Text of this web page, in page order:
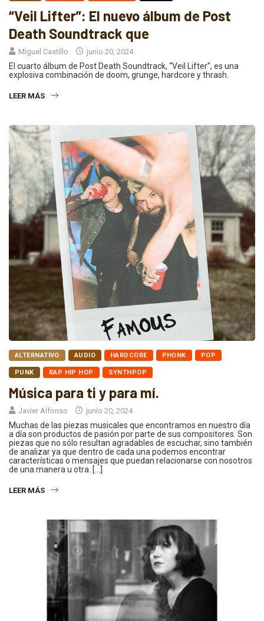
“Veil Lifter”: El nuevo álbum de Post
Death Soundtrack que
Miguel Castillo junio 20, 2024
El cuarto álbum de Post Death Soundtrack, “Veil Lifter”, es una
explosiva combinación de doom, grunge, hardcore y thrash.
LEER MÁS
ALTERNATIVO AUDIO HARDCORE PHONK POP
PUNK RAP HIP HOP SYNTHPOP
Música para ti y para mí.
Javier Alfonso junio 20, 2024
Muchas de las piezas musicales que encontramos en nuestro día
a día son productos de pasión por parte de sus compositores. Son
piezas que no sólo resultan agradables de escuchar, sino también
de analizar ya que dentro de cada una podemos encontrar
características o mensajes que puedan relacionarse con nosotros
de una manera u otra. […]
LEER MÁS